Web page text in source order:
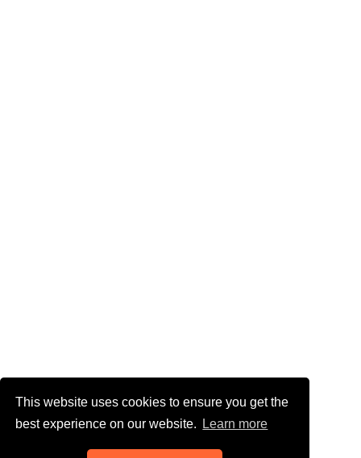
This website uses cookies to ensure you get the
best experience on our website.
Learn more